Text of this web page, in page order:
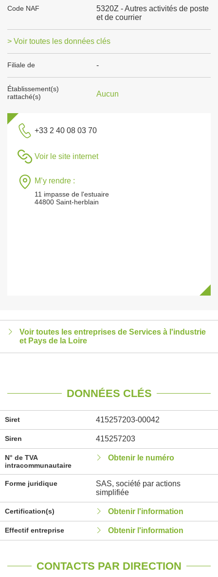
Code NAF
5320Z - Autres activités de poste
et de courrier
> Voir toutes les données clés
Filiale de -
Établissement(s)
rattaché(s)
Aucun
+33 2 40 08 03 70
Voir le site internet
M’y rendre :
11 impasse de l'estuaire
44800 Saint-herblain
Voir toutes les entreprises de Services à l'industrie
et Pays de la Loire
DONNÉES CLÉS
Siret 415257203-00042
Siren 415257203
N° de TVA
intracommunautaire
Obtenir le numéro
Forme juridique
SAS, société par actions
simplifiée
Certification(s) Obtenir l'information
Effectif entreprise Obtenir l'information
CONTACTS PAR DIRECTION